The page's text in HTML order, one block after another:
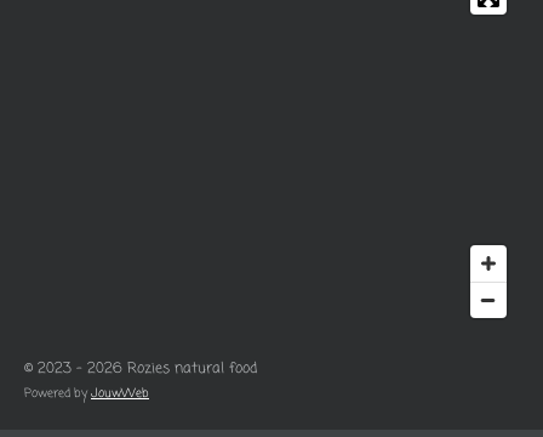
© 2023 - 2026 Rozies natural food
Powered by JouwWeb